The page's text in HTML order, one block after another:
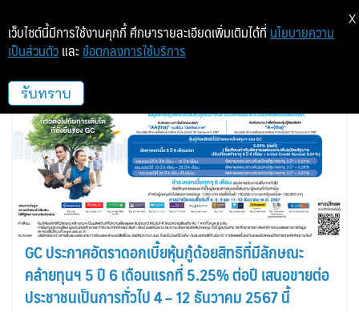
ูธนาคาร ซีไอเอ็มบี ไทย
GC ประกาศอัตราดอกเบี้ยหุ้นกู้ด้อยสิทธิที่มีลักษณะ
คล้ายทุนฯ 5 ปี 6 เดือนแรกที่ 5.25% ต่อปี เสนอขายต่อ
ประชาชนเป็นการทั่วไป 4 – 12 ธันวาคม 2567 นี้
เว็บไซต์นี้มีการใช้งานคุกกี้ ศึกษารายละเอียดเพิ่มเติมได้ที่ นโยบายความ
เป็นส่วนตัว และ ข้อตกลงการใช้บริการ
รับทราบ
X